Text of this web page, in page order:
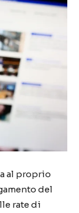
al proprio
del
rate di